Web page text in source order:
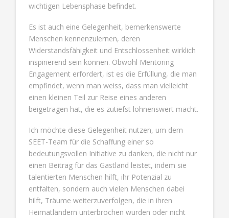
wichtigen Lebensphase befindet.
Es ist auch eine Gelegenheit, bemerkenswerte
Menschen kennenzulernen, deren
Widerstandsfähigkeit und Entschlossenheit wirklich
inspirierend sein können. Obwohl Mentoring
Engagement erfordert, ist es die Erfüllung, die man
empfindet, wenn man weiss, dass man vielleicht
einen kleinen Teil zur Reise eines anderen
beigetragen hat, die es zutiefst lohnenswert macht.
Ich möchte diese Gelegenheit nutzen, um dem
SEET-Team für die Schaffung einer so
bedeutungsvollen Initiative zu danken, die nicht nur
einen Beitrag für das Gastland leistet, indem sie
talentierten Menschen hilft, ihr Potenzial zu
entfalten, sondern auch vielen Menschen dabei
hilft, Träume weiterzuverfolgen, die in ihren
Heimatländern unterbrochen wurden oder nicht